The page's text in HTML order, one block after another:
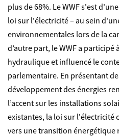
plus de 68%. Le WWF s'est
loi sur l'électricité – au sein
environnementales lors de la
d’autre part, le WWF a
hydraulique et influencé le
parlementaire. En présentant
développement des énergies
l’accent sur les installations
existantes, la loi sur l'électricité
vers une transition énergétique